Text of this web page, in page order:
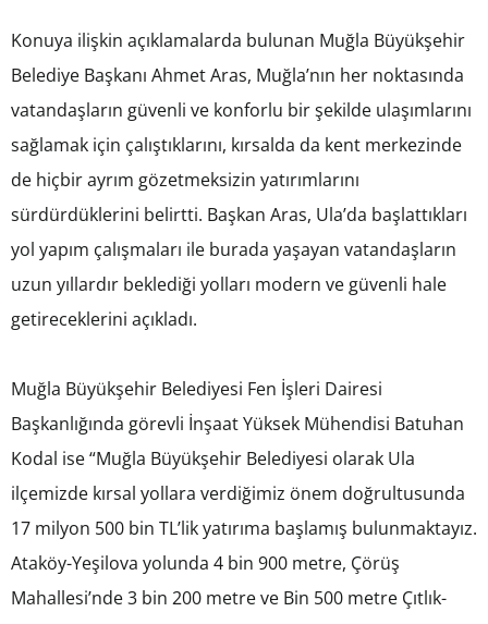
Konuya ilişkin açıklamalarda bulunan Muğla Büyükşehir
Belediye Başkanı Ahmet Aras, Muğla’nın her noktasında
vatandaşların güvenli ve konforlu bir şekilde ulaşımlarını
sağlamak için çalıştıklarını, kırsalda da kent merkezinde
de hiçbir ayrım gözetmeksizin yatırımlarını
sürdürdüklerini belirtti. Başkan Aras, Ula’da başlattıkları
yol yapım çalışmaları ile burada yaşayan vatandaşların
uzun yıllardır beklediği yolları modern ve güvenli hale
getireceklerini açıkladı.
Muğla Büyükşehir Belediyesi Fen İşleri Dairesi
Başkanlığında görevli İnşaat Yüksek Mühendisi Batuhan
Kodal ise “Muğla Büyükşehir Belediyesi olarak Ula
ilçemizde kırsal yollara verdiğimiz önem doğrultusunda
17 milyon 500 bin TL’lik yatırıma başlamış bulunmaktayız.
Ataköy-Yeşilova yolunda 4 bin 900 metre, Çörüş
Mahallesi’nde 3 bin 200 metre ve Bin 500 metre Çıtlık-